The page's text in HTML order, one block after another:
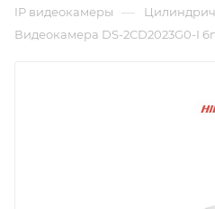
IP видеокамеры —
Видеокамера DS-2CD2023G0-I